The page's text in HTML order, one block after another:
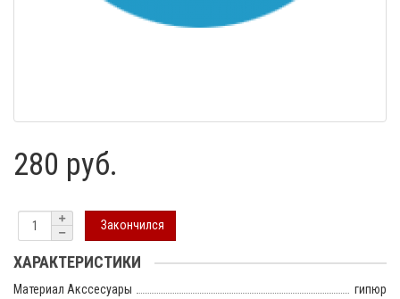
280 руб.
Закончился
ХАРАКТЕРИСТИКИ
Материал Акссесуары
гипюр